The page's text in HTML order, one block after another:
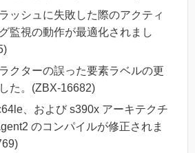
ッシュに失敗した際のアクティ
監視の動作が最適化されまし
クターの誤った要素ラベルの更
た。(ZBX-16682)
、および s390x アーキテクチ
のコンパイルが修正されま